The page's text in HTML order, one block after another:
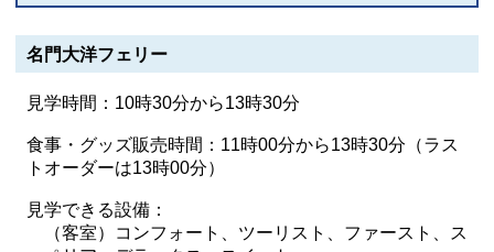
名門大洋フェリー
見学時間：10時30分から13時30分
食事・グッズ販売時間：11時00分から13時30分（ラス
トオーダーは13時00分）
見学できる設備：
（客室）コンフォート、ツーリスト、ファースト、ス